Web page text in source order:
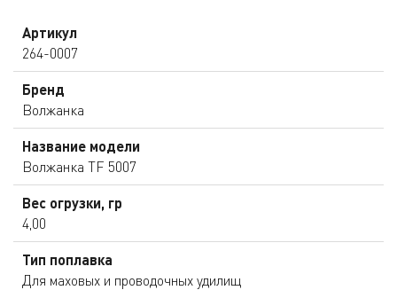
Артикул
264-0007
Бренд
Волжанка
Название модели
Волжанка TF 5007
Вес огрузки, гр
4,00
Тип поплавка
Для маховых и проводочных удилищ